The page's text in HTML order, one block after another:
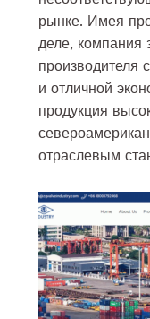
рынке. Имея
деле, компания
производителя
и отличной
продукция
отраслевым